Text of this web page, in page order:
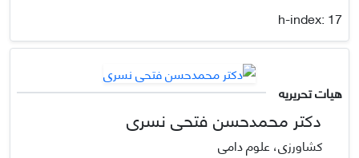
h-index:17
هیات تحریریه
دکتر محمدحسن فتحی نسری
کشاورزی، علوم دامی